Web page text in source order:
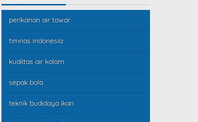
perikanan air tawar
timnas indonesia
kualitas air kolam
sepak bola
teknik budidaya ikan